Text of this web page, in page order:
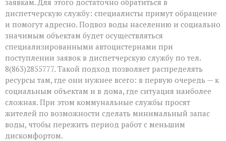
диспетчерскую службу: специалисты примут обращение
и помогут адресно. Подвоз воды населению и социально
значимым объектам будет осуществляться
специализированными автоцистернами при
поступлении заявок в диспетчерскую службу по тел.
8(863)2855777. Такой подход позволяет распределять
ресурсы там, где они нужнее всего: в первую очередь — к
социальным объектам и в дома, где ситуация наиболее
сложная. При этом коммунальные службы просят
жителей по возможности сделать минимальный запас
воды, чтобы пережить период работ с меньшим
дискомфортом.